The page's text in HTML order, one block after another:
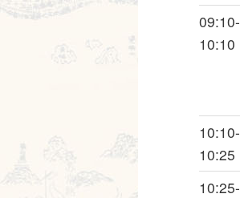
09:10-
10:10
10:10-
10:25
10:25-